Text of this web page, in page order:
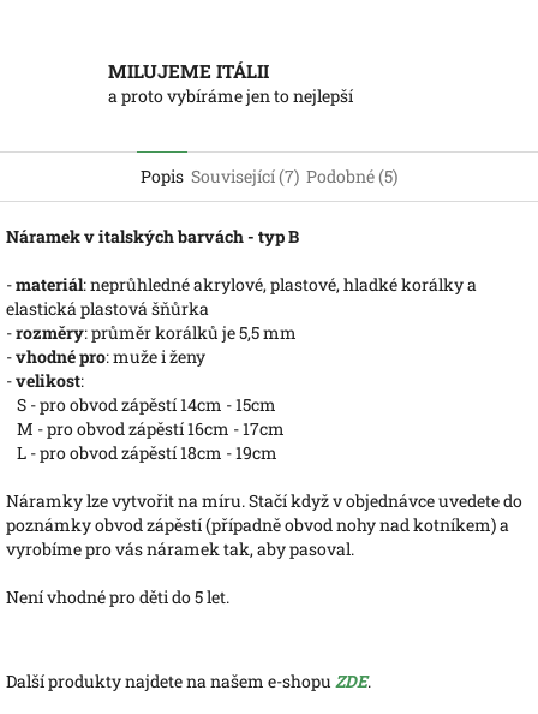
MILUJEME ITÁLII
a proto vybíráme jen to nejlepší
Popis Související (7) Podobné (5)
Náramek v italských barvách - typ B
-materiál: neprůhledné akrylové, plastové, hladké korálky a
elastická plastová šňůrka
-rozměry: průměr korálků je 5,5 mm
-vhodné pro: muže i ženy
-velikost:
S - pro obvod zápěstí 14cm - 15cm
M - pro obvod zápěstí 16cm - 17cm
L - pro obvod zápěstí 18cm - 19cm
Náramky lze vytvořit na míru. Stačí když v objednávce uvedete do
poznámky obvod zápěstí (případně obvod nohy nad kotníkem) a
vyrobíme pro vás náramek tak, aby pasoval.
Není vhodné pro děti do 5 let.
Další produkty najdete na našem e-shopu ZDE.